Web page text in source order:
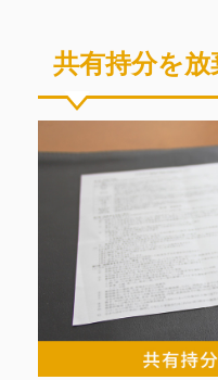
共有持分を